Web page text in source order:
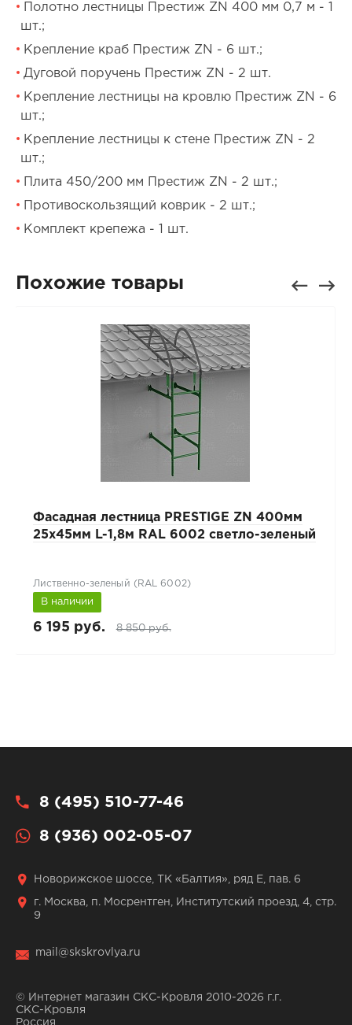
Полотно лестницы Престиж ZN 400 мм 0,7 м - 1
шт.;
Крепление краб Престиж ZN - 6 шт.;
Дуговой поручень Престиж ZN - 2 шт.
Крепление лестницы на кровлю Престиж ZN - 6
шт.;
Крепление лестницы к стене Престиж ZN - 2
шт.;
Плита 450/200 мм Престиж ZN - 2 шт.;
Противоскользящий коврик - 2 шт.;
Комплект крепежа - 1 шт.
Похожие товары
Фасадная лестница PRESTIGE ZN 400мм
25x45мм L-1,8м RAL 6002 светло-зеленый
Лиственно-зеленый (RAL 6002)
В наличии
6 195 руб. 8 850 руб.
8 (495) 510-77-46
8 (936) 002-05-07
Новорижское шоссе, ТК «Балтия», ряд Е, пав. 6
г. Москва, п. Мосрентген, Институтский проезд, 4, стр.
9
mail@skskrovlya.ru
© Интернет магазин СКС-Кровля 2010-2026 г.г.
СКС-Кровля
Россия